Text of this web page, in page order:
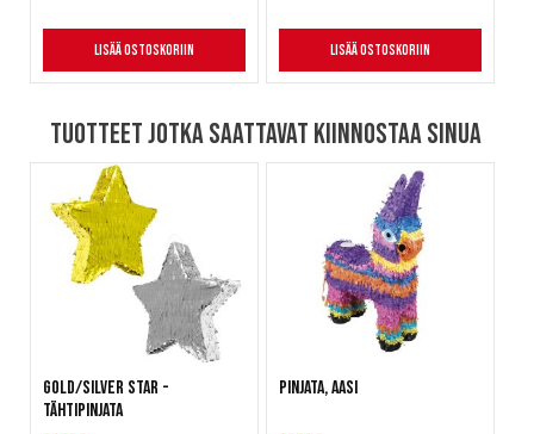
Lisää ostoskoriin Lisää ostoskoriin
Tuotteet jotka saattavat kiinnostaa sinua
Gold/Silver Star -
tähtipinjata
Pinjata, Aasi